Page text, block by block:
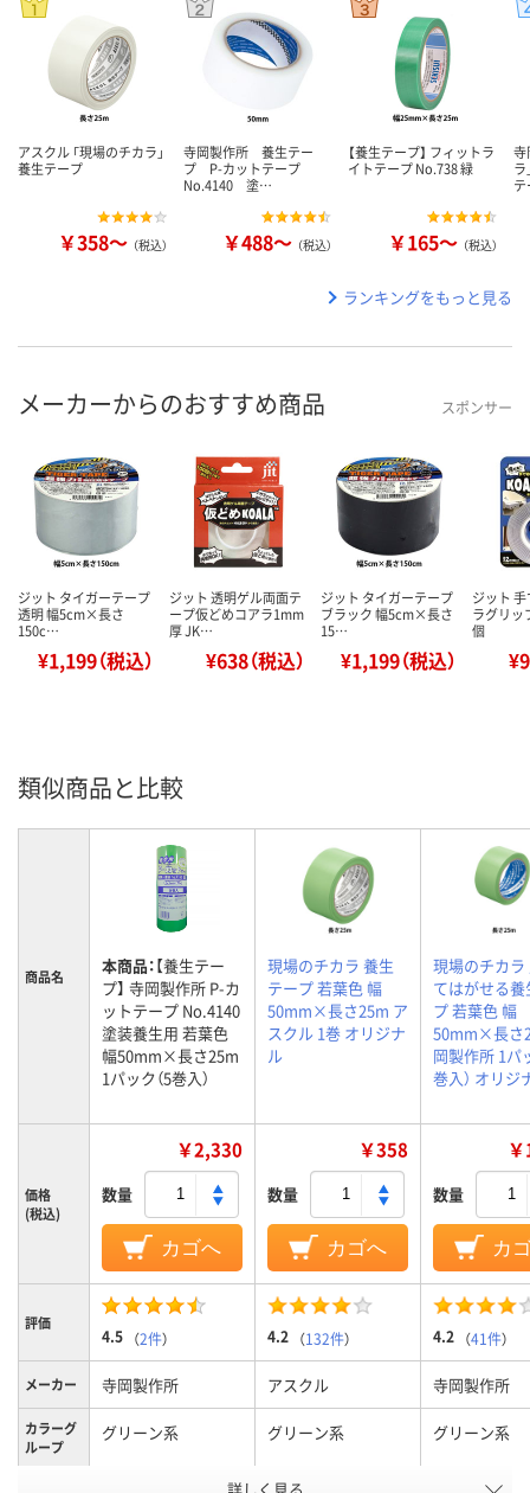
アスクル 「現場のチカラ」
養生テープ
￥358～ （税込）
寺岡製作所 養生テー
プ P-カットテープ
No.4140 塗…
￥488～ （税込）
【養生テープ】 フィットラ
イトテープ No.738 緑
￥165～ （税込）
寺
ラ
ランキングをもっと見る
メーカーからのおすすめ商品 スポンサー
ジット タイガーテープ
透明 幅5cm×長さ
150c…
¥1,199（税込）
ジット 透明ゲル両面テ
ープ仮どめコアラ1mm
厚 JK…
¥638（税込）
ジット タイガーテープ
ブラック 幅5cm×長さ
15…
¥1,199（税込）
ジット
ラグリッ
個
類似商品と比較
商品名 本商品：【養生テー
プ】 寺岡製作所 P-カ
ットテープ No.4140
塗装養生用 若葉色
幅50mm×長さ25m
1パック（5巻入）
現場のチカラ 養生
テープ 若葉色 幅
50mm×長さ25m ア
スクル 1巻 オリジナ
ル
現場のチカラ
てはがせる
プ 若葉色 幅
50mm×長さ
岡製作所 1パ
巻入） オリジ
価格
(税込)
￥2,330
数量
カゴへ
￥358
数量
カゴへ
数量
カ
評価
4.5 （2件） 4.2 （132件） 4.2 （41件）
メーカー 寺岡製作所 アスクル 寺岡製作所
カラーグ
ループ
グリーン系 グリーン系 グリーン系